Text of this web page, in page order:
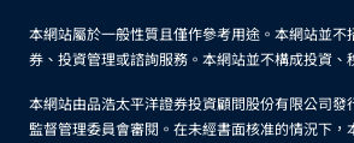
本網站屬於一般性質且僅作參考用途。本網站並不
券、投資管理或諮詢服務。本網站並不構成投資、
本網站由品浩太平洋證券投資顧問股份有限公司發
監督管理委員會審閱。在未經書面核准的情況下，